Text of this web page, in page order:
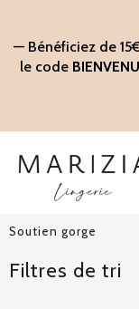
contenu
— Bénéficiez de
le code
Soutien gorge
Filtres de tri